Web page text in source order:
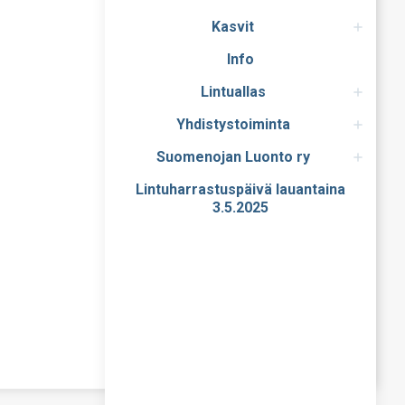
Kasvit
Info
Lintuallas
Yhdistystoiminta
Suomenojan Luonto ry
Lintuharrastuspäivä lauantaina
3.5.2025